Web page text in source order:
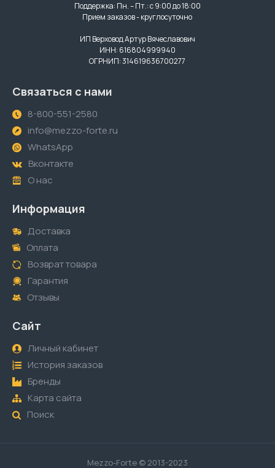
Поддержка: Пн. – Пт.: с 9:00 до 18:00
Прием заказов - круглосуточно
ИП Верховод Артур Вячеславович
ИНН: 616804999940
ОГРНИП: 314619636700277
Связаться с нами
8-800-551-2580
info@mezzo-forte.ru
WhatsApp
Вконтакте
О нас
Информация
Доставка
Оплата
Возврат товара
Гарантия
Отзывы
Сайт
Личный кабинет
История заказов
Бренды
Карта сайта
Поиск
Mezzo-Forte © 2013-2023